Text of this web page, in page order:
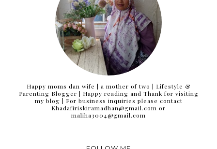
Happy moms dan wife | a mother of two | Lifestyle &
Parenting Blogger | Happy reading and Thank for visiting
my blog | For business inquiries please contact
Khadafiriskiramadhan@gmail.com or
maliha3004@gmail.com